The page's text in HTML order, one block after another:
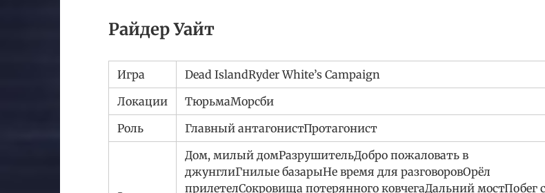
Райдер Уайт
Игра
Dead IslandRyder White’s Campaign
Локации
ТюрьмаМорсби
Роль
Главный антагонистПротагонист
Дом, милый домРазрушительДобро пожаловать в
джунглиГнилые базарыНе время для разговоровОрёл
прилетелСокровища потерянного ковчегаДальний мостПобег с